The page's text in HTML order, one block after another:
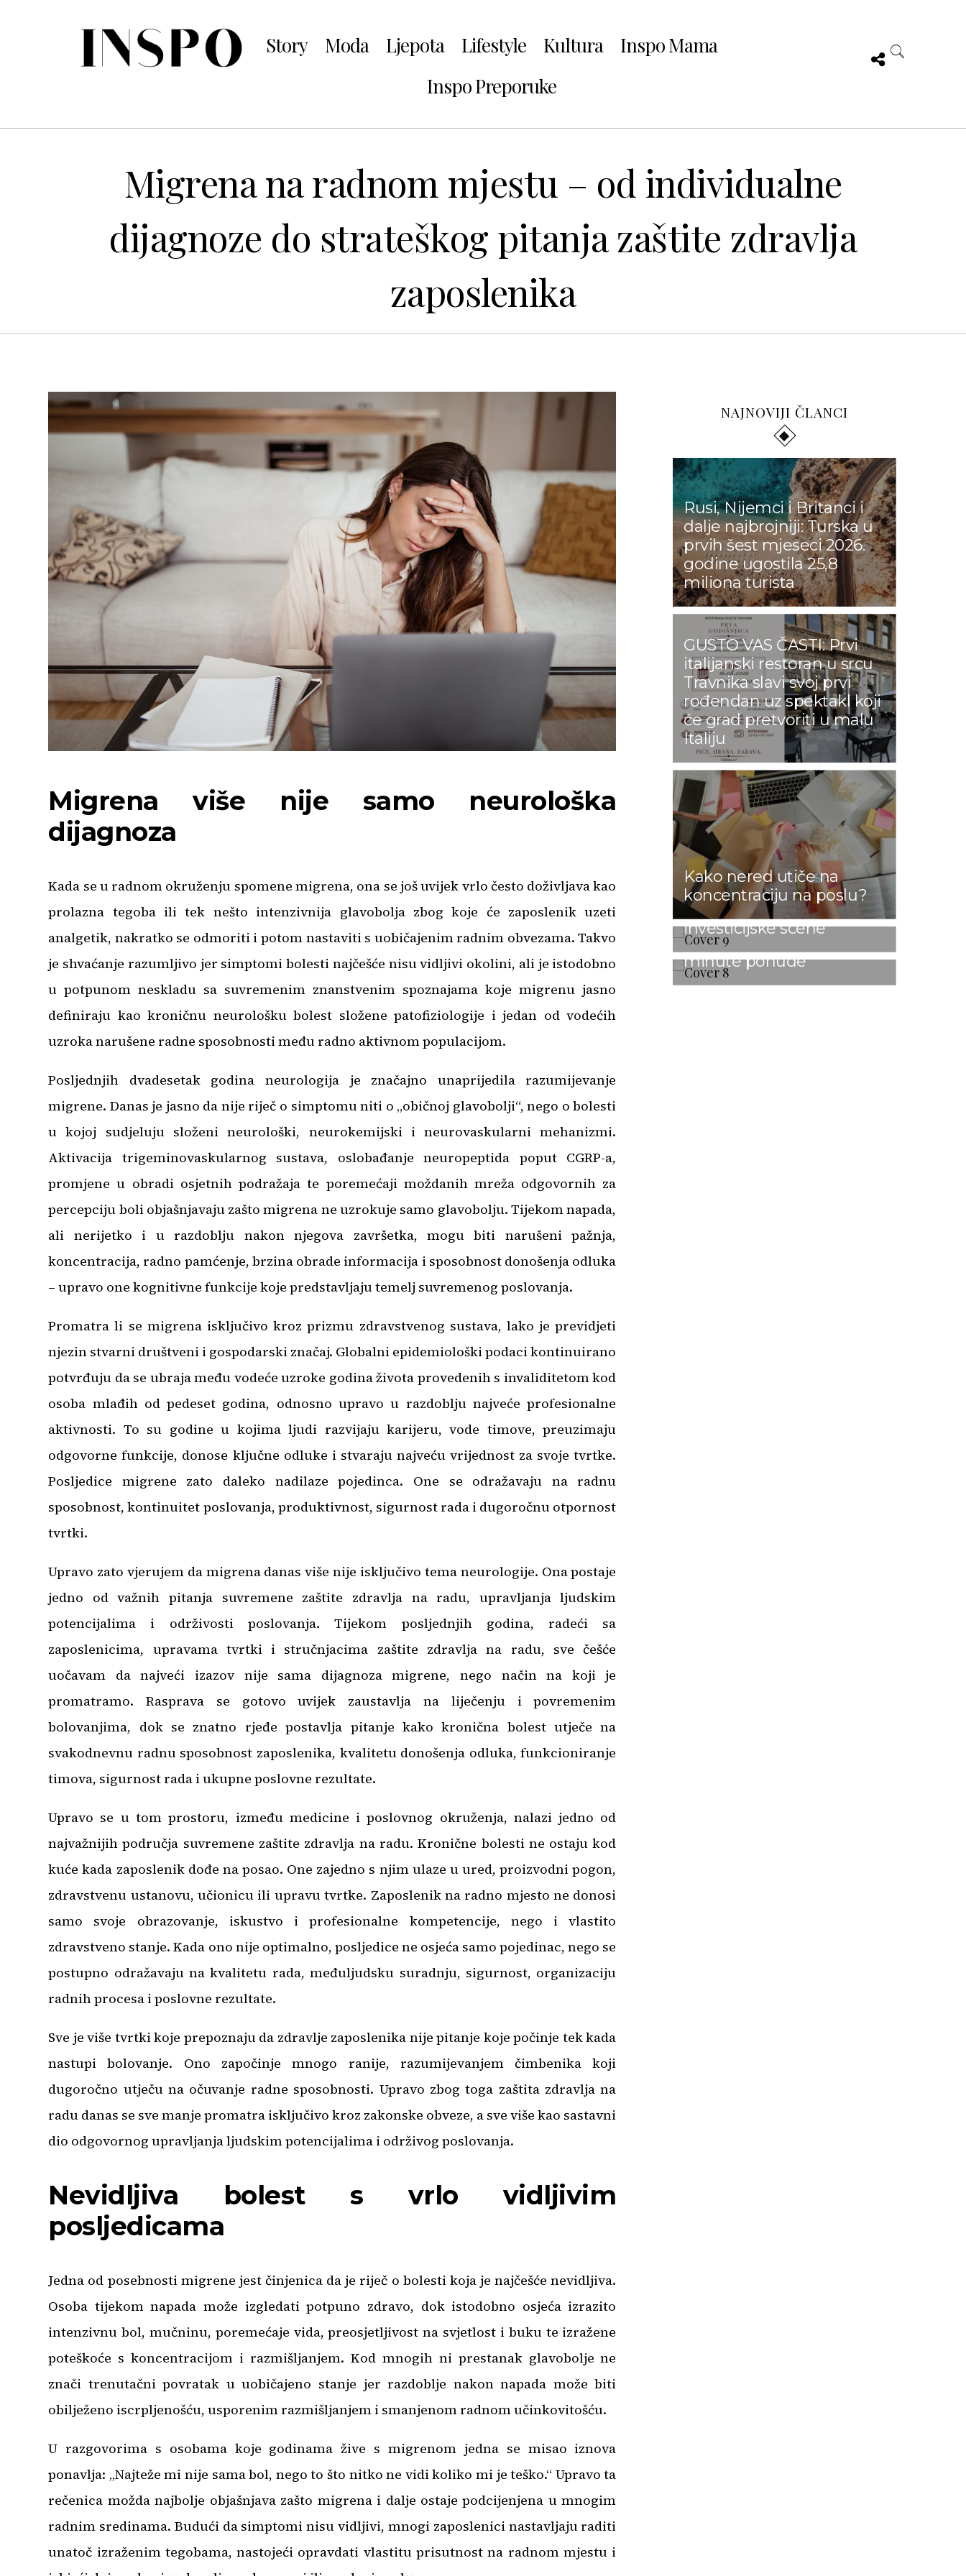
Story Moda Ljepota Lifestyle Kultura
Inspo Mama
Inspo Preporuke
Migrena na radnom mjestu – od individualne
dijagnoze do strateškog pitanja zaštite zdravlja
zaposlenika
Migrena više nije samo neurološka
dijagnoza
Kada se u radnom okruženju spomene migrena, ona se još uvijek vrlo često doživljava kao
prolazna tegoba ili tek nešto intenzivnija glavobolja zbog koje će zaposlenik uzeti
analgetik, nakratko se odmoriti i potom nastaviti s uobičajenim radnim obvezama. Takvo
je shvaćanje razumljivo jer simptomi bolesti najčešće nisu vidljivi okolini, ali je istodobno
u potpunom neskladu sa suvremenim znanstvenim spoznajama koje migrenu jasno
definiraju kao kroničnu neurološku bolest složene patofiziologije i jedan od vodećih
uzroka narušene radne sposobnosti među radno aktivnom populacijom.
Posljednjih dvadesetak godina neurologija je značajno unaprijedila razumijevanje
migrene. Danas je jasno da nije riječ o simptomu niti o „običnoj glavobolji“, nego o bolesti
u kojoj sudjeluju složeni neurološki, neurokemijski i neurovaskularni mehanizmi.
Aktivacija trigeminovaskularnog sustava, oslobađanje neuropeptida poput CGRP-a,
promjene u obradi osjetnih podražaja te poremećaji moždanih mreža odgovornih za
percepciju boli objašnjavaju zašto migrena ne uzrokuje samo glavobolju. Tijekom napada,
ali nerijetko i u razdoblju nakon njegova završetka, mogu biti narušeni pažnja,
koncentracija, radno pamćenje, brzina obrade informacija i sposobnost donošenja odluka
– upravo one kognitivne funkcije koje predstavljaju temelj suvremenog poslovanja.
Promatra li se migrena isključivo kroz prizmu zdravstvenog sustava, lako je previdjeti
njezin stvarni društveni i gospodarski značaj. Globalni epidemiološki podaci kontinuirano
potvrđuju da se ubraja među vodeće uzroke godina života provedenih s invaliditetom kod
osoba mlađih od pedeset godina, odnosno upravo u razdoblju najveće profesionalne
aktivnosti. To su godine u kojima ljudi razvijaju karijeru, vode timove, preuzimaju
odgovorne funkcije, donose ključne odluke i stvaraju najveću vrijednost za svoje tvrtke.
Posljedice migrene zato daleko nadilaze pojedinca. One se odražavaju na radnu
sposobnost, kontinuitet poslovanja, produktivnost, sigurnost rada i dugoročnu otpornost
tvrtki.
Upravo zato vjerujem da migrena danas više nije isključivo tema neurologije. Ona postaje
jedno od važnih pitanja suvremene zaštite zdravlja na radu, upravljanja ljudskim
potencijalima i održivosti poslovanja. Tijekom posljednjih godina, radeći sa
zaposlenicima, upravama tvrtki i stručnjacima zaštite zdravlja na radu, sve češće
uočavam da najveći izazov nije sama dijagnoza migrene, nego način na koji je
promatramo. Rasprava se gotovo uvijek zaustavlja na liječenju i povremenim
bolovanjima, dok se znatno rjeđe postavlja pitanje kako kronična bolest utječe na
svakodnevnu radnu sposobnost zaposlenika, kvalitetu donošenja odluka, funkcioniranje
timova, sigurnost rada i ukupne poslovne rezultate.
Upravo se u tom prostoru, između medicine i poslovnog okruženja, nalazi jedno od
najvažnijih područja suvremene zaštite zdravlja na radu. Kronične bolesti ne ostaju kod
kuće kada zaposlenik dođe na posao. One zajedno s njim ulaze u ured, proizvodni pogon,
zdravstvenu ustanovu, učionicu ili upravu tvrtke. Zaposlenik na radno mjesto ne donosi
samo svoje obrazovanje, iskustvo i profesionalne kompetencije, nego i vlastito
zdravstveno stanje. Kada ono nije optimalno, posljedice ne osjeća samo pojedinac, nego se
postupno odražavaju na kvalitetu rada, međuljudsku suradnju, sigurnost, organizaciju
radnih procesa i poslovne rezultate.
Sve je više tvrtki koje prepoznaju da zdravlje zaposlenika nije pitanje koje počinje tek kada
nastupi bolovanje. Ono započinje mnogo ranije, razumijevanjem čimbenika koji
dugoročno utječu na očuvanje radne sposobnosti. Upravo zbog toga zaštita zdravlja na
radu danas se sve manje promatra isključivo kroz zakonske obveze, a sve više kao sastavni
dio odgovornog upravljanja ljudskim potencijalima i održivog poslovanja.
Nevidljiva bolest s vrlo vidljivim
posljedicama
Jedna od posebnosti migrene jest činjenica da je riječ o bolesti koja je najčešće nevidljiva.
Osoba tijekom napada može izgledati potpuno zdravo, dok istodobno osjeća izrazito
intenzivnu bol, mučninu, poremećaje vida, preosjetljivost na svjetlost i buku te izražene
poteškoće s koncentracijom i razmišljanjem. Kod mnogih ni prestanak glavobolje ne
znači trenutačni povratak u uobičajeno stanje jer razdoblje nakon napada može biti
obilježeno iscrpljenošću, usporenim razmišljanjem i smanjenom radnom učinkovitošću.
U razgovorima s osobama koje godinama žive s migrenom jedna se misao iznova
ponavlja: „Najteže mi nije sama bol, nego to što nitko ne vidi koliko mi je teško.“ Upravo ta
rečenica možda najbolje objašnjava zašto migrena i dalje ostaje podcijenjena u mnogim
radnim sredinama. Budući da simptomi nisu vidljivi, mnogi zaposlenici nastavljaju raditi
unatoč izraženim tegobama, nastojeći opravdati vlastitu prisutnost na radnom mjestu i
NAJNOVIJI ČLANCI
Rusi, Nijemci i Britanci i
dalje najbrojniji: Turska u
prvih šest mjeseci 2026.
godine ugostila 25,8
miliona turista
GUSTO VAS ČASTI: Prvi
italijanski restoran u srcu
Travnika slavi svoj prvi
rođendan uz spektakl koji
će grad pretvoriti u malu
Italiju
Kako nered utiče na
koncentraciju na poslu?
Od Silicijske doline do
Sarajeva: Business Angel
Summit 2026 od 7. do 9.
oktobra okuplja vodeća
imena svjetske
investicijske scene
Odmor u Turskoj uz last-
minute ponude